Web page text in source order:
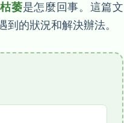
萎是怎麼回事。這篇文
的狀況和解決辦法。